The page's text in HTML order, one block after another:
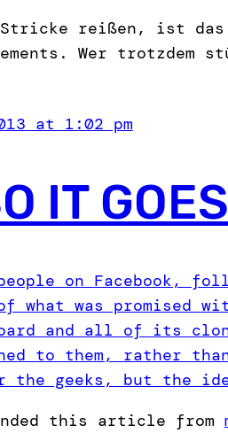
reißen, ist das
Wer trotzdem
at 1:02 pm
IT
on Facebook,
what was promised
and all of its
to them, rather
the geeks, but the
this article from